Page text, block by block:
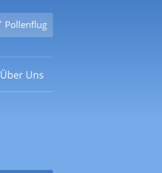
Pollenflug
Über Uns